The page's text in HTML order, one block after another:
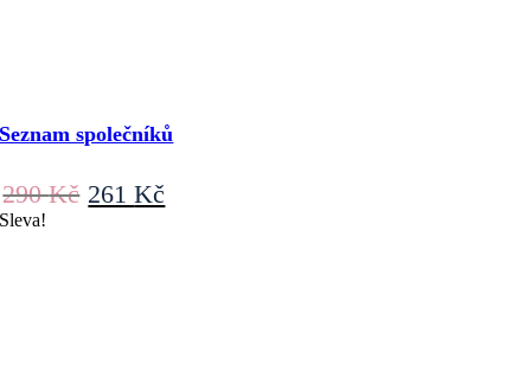
Seznam společníků
290Kč Původní
cena
261Kč
cena
Sleva!